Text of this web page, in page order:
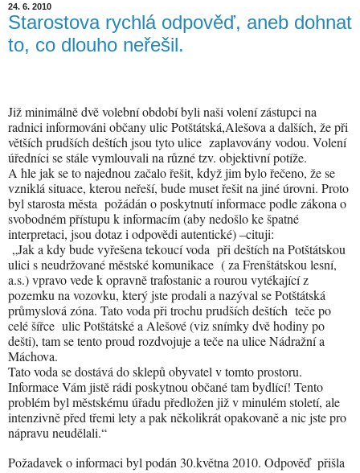
24. 6. 2010
Starostova rychlá odpověď, aneb dohnat
to, co dlouho neřešil.
Již minimálně dvě volební období byli naši volení zástupci na
radnici informováni občany ulic Potštátská,Alešova a dalších, že při
větších prudších deštích jsou tyto ulice zaplavovány vodou. Volení
úředníci se stále vymlouvali na různé tzv. objektivní potíže.
A hle jak se to najednou začalo řešit, když jim bylo řečeno, že se
vzniklá situace, kterou neřeší, bude muset řešit na jiné úrovni. Proto
byl starosta města požádán o poskytnutí informace podle zákona o
svobodném přístupu k informacím (aby nedošlo ke špatné
interpretaci, jsou dotaz i odpovědi autentické) –cituji:
„Jak a kdy bude vyřešena tekoucí voda při deštích na Potštátskou
ulici s neudržované městské komunikace ( za Frenštátskou lesní,
a.s.) vpravo vede k opravně trafostanic a rourou vytékající z
pozemku na vozovku, který jste prodali a nazýval se Potštátská
průmyslová zóna. Tato voda při trochu prudších deštích teče po
celé šířce ulic Potštátské a Alešové (viz snímky dvě hodiny po
dešti), tam se tento proud rozdvojuje a teče na ulice Nádražní a
Máchova.
Tato voda se dostává do sklepů obyvatel v tomto prostoru.
Informace Vám jistě rádi poskytnou občané tam bydlící! Tento
problém byl městskému úřadu předložen již v minulém století, ale
intenzivně před třemi lety a pak několikrát opakovaně a nic jste pro
nápravu neudělali.“
Požadavek o informaci byl podán 30.května 2010. Odpověď přišla